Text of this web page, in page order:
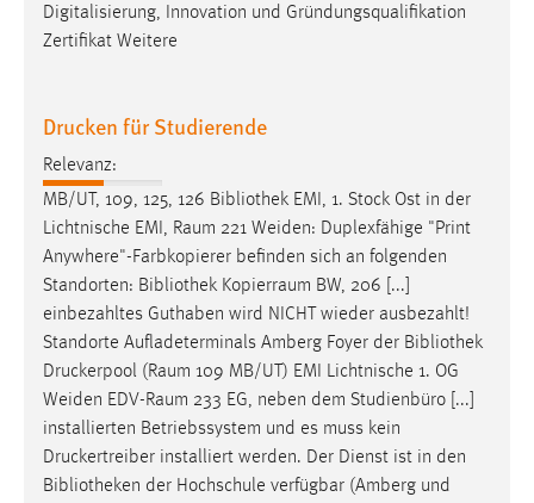
Digitalisierung, Innovation und Gründungsqualifikation
Zertifikat Weitere
Drucken für Studierende
Relevanz:
MB/UT, 109, 125, 126 Bibliothek EMI, 1. Stock Ost in der
Lichtnische EMI, Raum 221 Weiden: Duplexfähige "Print
Anywhere"-Farbkopierer befinden sich an folgenden
Standorten: Bibliothek Kopierraum BW, 206 [...]
einbezahltes Guthaben wird NICHT wieder ausbezahlt!
Standorte Aufladeterminals Amberg Foyer der Bibliothek
Druckerpool (Raum 109 MB/UT) EMI Lichtnische 1. OG
Weiden EDV-Raum 233 EG, neben dem Studienbüro [...]
installierten Betriebssystem und es muss kein
Druckertreiber installiert werden. Der Dienst ist in den
Bibliotheken der Hochschule verfügbar (Amberg und